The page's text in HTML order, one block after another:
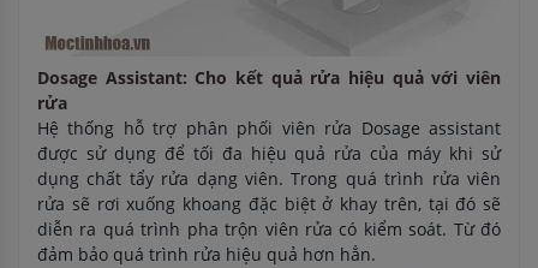
Dosage Assistant: Cho kết quả rửa hiệu quả với viên
rửa
Hệ thống hỗ trợ phân phối viên rửa Dosage assistant
được sử dụng để tối đa hiệu quả rửa của máy khi sử
dụng chất tẩy rửa dạng viên. Trong quá trình rửa viên
rửa sẽ rơi xuống khoang đặc biệt ở khay trên, tại đó sẽ
diễn ra quá trình pha trộn viên rửa có kiểm soát. Từ đó
đảm bảo quá trình rửa hiệu quả hơn hẳn.